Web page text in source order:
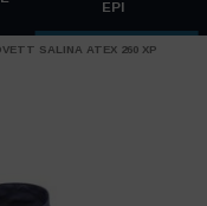
EPI
SALINA ATEX 260 XP